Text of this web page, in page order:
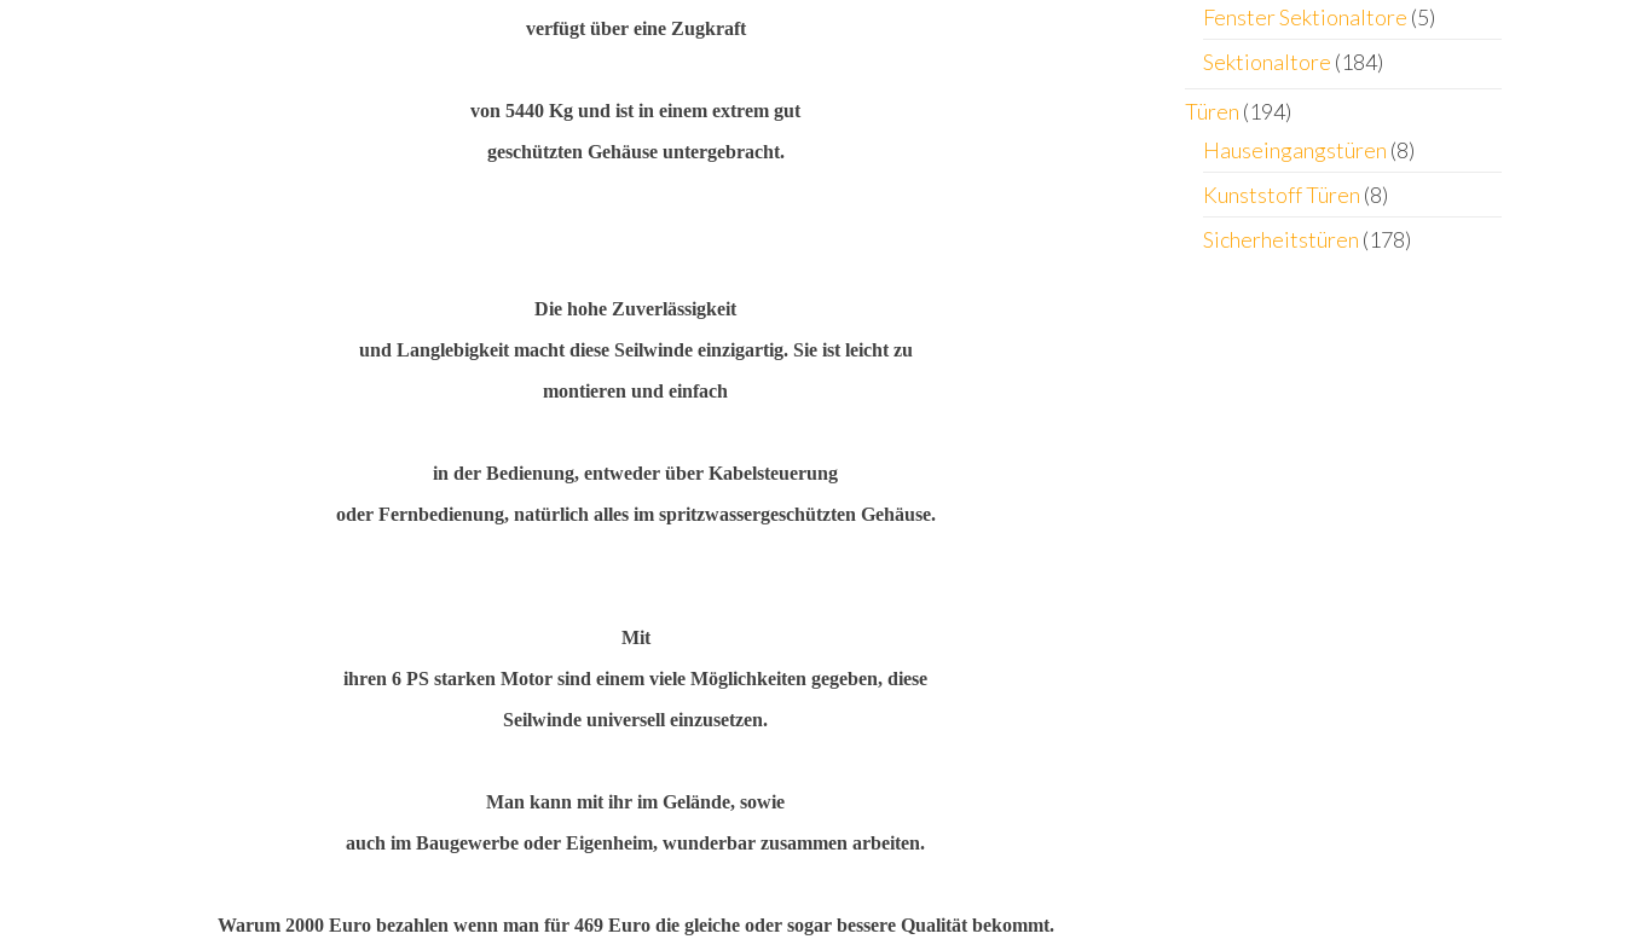
verfügt über eine Zugkraft
von 5440 Kg und ist in einem extrem gut
geschützten Gehäuse untergebracht.
Die hohe Zuverlässigkeit
und Langlebigkeit macht diese Seilwinde einzigartig. Sie ist leicht zu
montieren und einfach
in der Bedienung, entweder über Kabelsteuerung
oder Fernbedienung, natürlich alles im spritzwassergeschützten Gehäuse.
Mit
ihren 6 PS starken Motor sind einem viele Möglichkeiten gegeben, diese
Seilwinde universell einzusetzen.
Man kann mit ihr im Gelände, sowie
auch im Baugewerbe oder Eigenheim, wunderbar zusammen arbeiten.
Warum 2000 Euro bezahlen wenn man für 469 Euro die gleiche oder sogar bessere Qualität bekommt.
Fenster Sektionaltore (5)
Sektionaltore (184)
Türen (194)
Hauseingangstüren (8)
Kunststoff Türen (8)
Sicherheitstüren (178)